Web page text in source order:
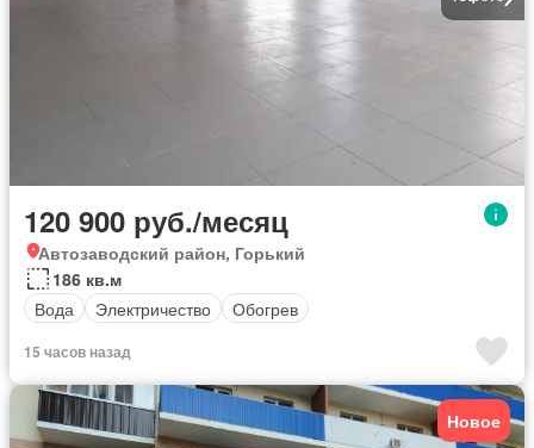
120 900 руб./месяц
Автозаводский район, Горький
186 кв.м
Вода
Электричество Обогрев
15 часов назад
Новое